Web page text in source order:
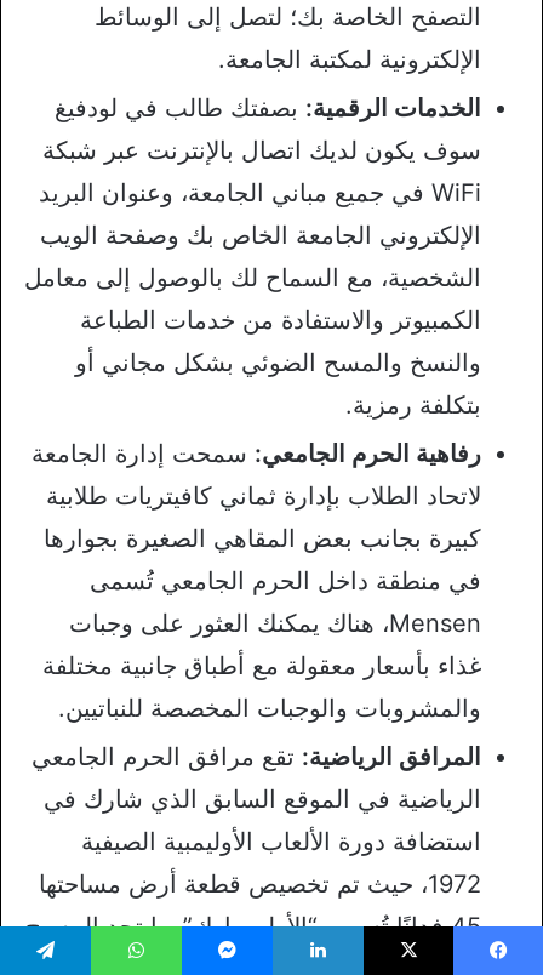
التصفح الخاصة بك؛ لتصل إلى الوسائط
الإلكترونية لمكتبة الجامعة.
الخدمات الرقمية: بصفتك طالب في لودفيغ
سوف يكون لديك اتصال بالإنترنت عبر شبكة
WiFi في جميع مباني الجامعة، وعنوان البريد
الإلكتروني الجامعة الخاص بك وصفحة الويب
الشخصية، مع السماح لك بالوصول إلى معامل
الكمبيوتر والاستفادة من خدمات الطباعة
والنسخ والمسح الضوئي بشكل مجاني أو
بتكلفة رمزية.
رفاهية الحرم الجامعي: سمحت إدارة الجامعة
لاتحاد الطلاب بإدارة ثماني كافيتريات طلابية
كبيرة بجانب بعض المقاهي الصغيرة بجوارها
في منطقة داخل الحرم الجامعي تُسمى
Mensen، هناك يمكنك العثور على وجبات
غذاء بأسعار معقولة مع أطباق جانبية مختلفة
والمشروبات والوجبات المخصصة للنباتيين.
المرافق الرياضية: تقع مرافق الحرم الجامعي
الرياضية في الموقع السابق الذي شارك في
استضافة دورة الألعاب الأوليمبية الصيفية
1972، حيث تم تخصيص قطعة أرض مساحتها
45 فدانًا تُسمى “الأولمبيبارك” بها تجد المسبح
الأوليمبي ومركز الجليد الرياضي ومجمع